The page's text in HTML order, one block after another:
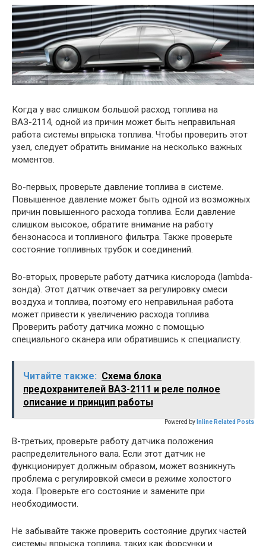
Когда у вас слишком большой расход топлива на
ВАЗ-2114, одной из причин может быть неправильная
работа системы впрыска топлива. Чтобы проверить этот
узел, следует обратить внимание на несколько важных
моментов.
Во-первых, проверьте давление топлива в системе.
Повышенное давление может быть одной из возможных
причин повышенного расхода топлива. Если давление
слишком высокое, обратите внимание на работу
бензонасоса и топливного фильтра. Также проверьте
состояние топливных трубок и соединений.
Во-вторых, проверьте работу датчика кислорода (lambda-
зонда). Этот датчик отвечает за регулировку смеси
воздуха и топлива, поэтому его неправильная работа
может привести к увеличению расхода топлива.
Проверить работу датчика можно с помощью
специального сканера или обратившись к специалисту.
Читайте также: Схема блока
предохранителей ВАЗ-2111 и реле полное
описание и принцип работы
Powered by Inline Related Posts
В-третьих, проверьте работу датчика положения
распределительного вала. Если этот датчик не
функционирует должным образом, может возникнуть
проблема с регулировкой смеси в режиме холостого
хода. Проверьте его состояние и замените при
необходимости.
Не забывайте также проверить состояние других частей